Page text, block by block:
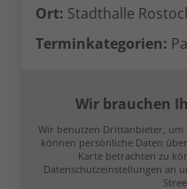
Ort: Stadthalle
Terminkategorien:
Wir brauchen
Wir benutzen Drittanbieter, um
können persönliche Daten
Karte betrachten zu
Datenschutzeinstellungen an